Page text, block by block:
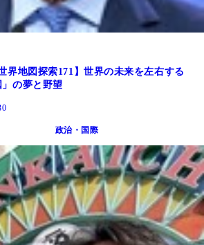
界地図探索171】世界の未来を左右する
」の夢と野望
政治・国際